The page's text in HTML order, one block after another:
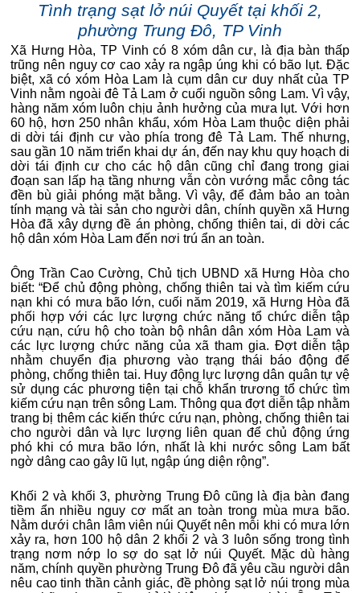
Tình trạng sạt lở núi Quyết tại khối 2,
phường Trung Đô, TP Vinh
Xã Hưng Hòa, TP Vinh có 8 xóm dân cư, là địa bàn thấp
trũng nên nguy cơ cao xảy ra ngập úng khi có bão lụt. Đặc
biệt, xã có xóm Hòa Lam là cụm dân cư duy nhất của TP
Vinh nằm ngoài đê Tả Lam ở cuối nguồn sông Lam. Vì vậy,
hàng năm xóm luôn chịu ảnh hưởng của mưa lụt. Với hơn
60 hộ, hơn 250 nhân khẩu, xóm Hòa Lam thuộc diện phải
di dời tái định cư vào phía trong đê Tả Lam. Thế nhưng,
sau gần 10 năm triển khai dự án, đến nay khu quy hoạch di
dời tái định cư cho các hộ dân cũng chỉ đang trong giai
đoạn san lấp hạ tầng nhưng vẫn còn vướng mắc công tác
đền bù giải phóng mặt bằng. Vì vậy, để đảm bảo an toàn
tính mạng và tài sản cho người dân, chính quyền xã Hưng
Hòa đã xây dựng đề án phòng, chống thiên tai, di dời các
hộ dân xóm Hòa Lam đến nơi trú ẩn an toàn.
Ông Trần Cao Cường, Chủ tịch UBND xã Hưng Hòa cho
biết: “Để chủ động phòng, chống thiên tai và tìm kiếm cứu
nạn khi có mưa bão lớn, cuối năm 2019, xã Hưng Hòa đã
phối hợp với các lực lượng chức năng tổ chức diễn tập
cứu nạn, cứu hộ cho toàn bộ nhân dân xóm Hòa Lam và
các lực lượng chức năng của xã tham gia. Đợt diễn tập
nhằm chuyển địa phương vào trạng thái báo động để
phòng, chống thiên tai. Huy động lực lượng dân quân tự vệ
sử dụng các phương tiện tại chỗ khẩn trương tổ chức tìm
kiếm cứu nạn trên sông Lam. Thông qua đợt diễn tập nhằm
trang bị thêm các kiến thức cứu nạn, phòng, chống thiên tai
cho người dân và lực lượng liên quan để chủ động ứng
phó khi có mưa bão lớn, nhất là khi nước sông Lam bất
ngờ dâng cao gây lũ lụt, ngập úng diện rộng”.
Khối 2 và khối 3, phường Trung Đô cũng là địa bàn đang
tiềm ẩn nhiều nguy cơ mất an toàn trong mùa mưa bão.
Nằm dưới chân lâm viên núi Quyết nên mỗi khi có mưa lớn
xảy ra, hơn 100 hộ dân 2 khối 2 và 3 luôn sống trong tình
trạng nơm nớp lo sợ do sạt lở núi Quyết. Mặc dù hàng
năm, chính quyền phường Trung Đô đã yêu cầu người dân
nêu cao tinh thần cảnh giác, đề phòng sạt lở núi trong mùa